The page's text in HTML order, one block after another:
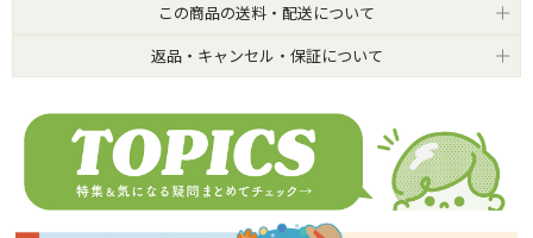
この商品の送料・配送について
返品・キャンセル・保証について